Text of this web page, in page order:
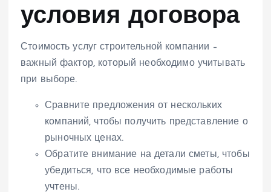
условия договора
Стоимость услуг строительной компании –
важный фактор, который необходимо учитывать
при выборе.
Сравните предложения от нескольких
компаний, чтобы получить представление о
рыночных ценах.
Обратите внимание на детали сметы, чтобы
убедиться, что все необходимые работы
учтены.